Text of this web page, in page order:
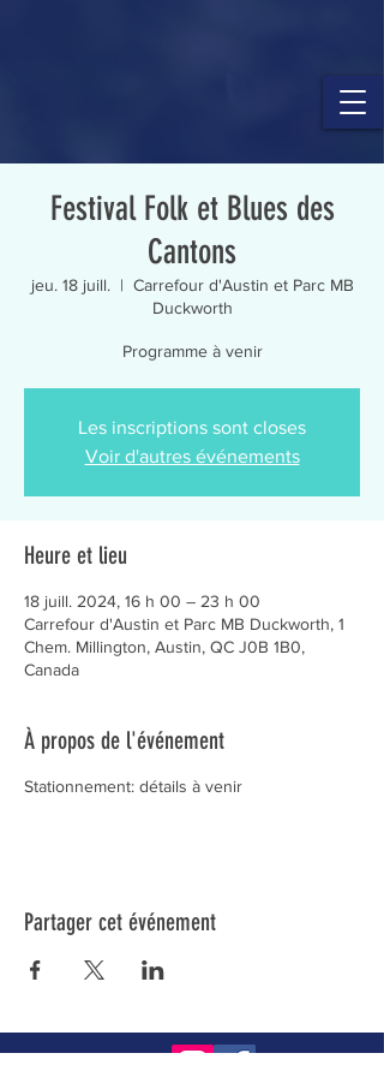
Festival Folk et Blues des
Cantons
jeu. 18 juill.
  |
Carrefour d'Austin et Parc MB
Duckworth
Programme à venir
Les inscriptions sont closes
Voir d'autres événements
Heure et lieu
18 juill. 2024, 16 h 00 – 23 h 00
Carrefour d'Austin et Parc MB Duckworth, 1
Chem. Millington, Austin, QC J0B 1B0,
Canada
À propos de l'événement
Stationnement: détails à venir
Partager cet événement